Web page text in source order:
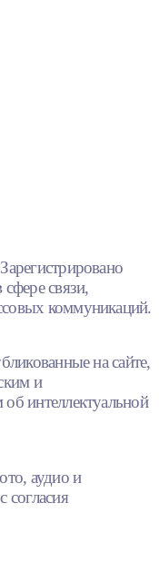
связи,
коммуникаций.
на сайте,
и
интеллектуальной
аудио и
согласия